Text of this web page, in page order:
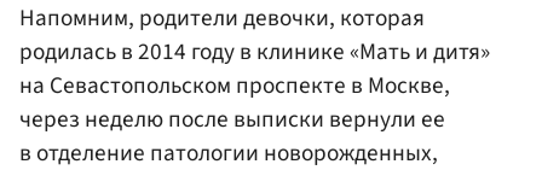
Напомним, родители девочки, которая
родилась в 2014 году в клинике «Мать и дитя»
на Севастопольском проспекте в Москве,
через неделю после выписки вернули ее
в отделение патологии новорожденных,